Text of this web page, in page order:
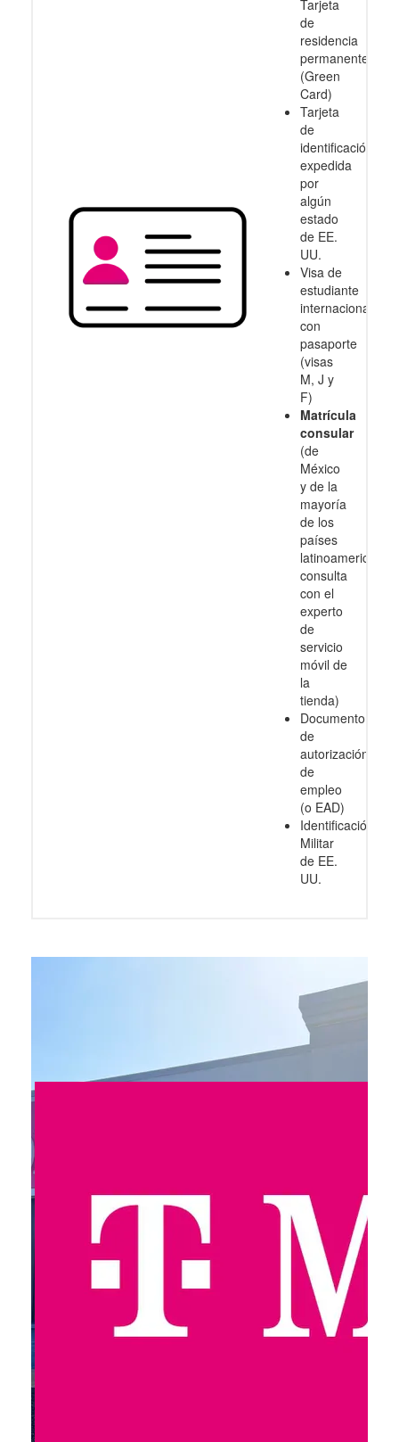
Tarjeta
de
residencia
permanente
(Green
Card)
Tarjeta
de
identificación
expedida
por
algún
estado
de EE.
UU.
Visa de
estudiante
internacional
con
pasaporte
(visas
M, J y
F)
Matrícula
consular
(de
México
y de la
mayoría
de los
países
latinoamericanos,
consulta
con el
experto
de
servicio
móvil de
la
tienda)
Documento
de
autorización
de
empleo
(o EAD)
Identificación
Militar
de EE.
UU.